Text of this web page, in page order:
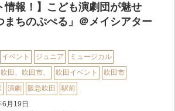
情報！】こども演劇団が魅せ
まちのぷぺる」＠メイシアター
イベント ジュニア
ミュージカル
吹田、吹田市、 吹田イベント
吹田市
演劇 阪急吹田
駅前
6月19日